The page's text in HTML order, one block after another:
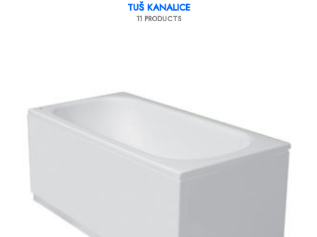
TUŠ KANALICE
11 PRODUCTS